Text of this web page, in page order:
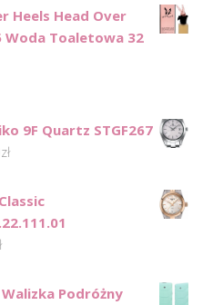
Heels Head Over
Woda Toaletowa 32
9F Quartz STGF267
zł
Walizka Podróżny